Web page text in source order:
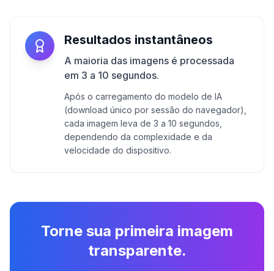
Resultados instantâneos
A maioria das imagens é processada
em 3 a 10 segundos.
Após o carregamento do modelo de IA
(download único por sessão do navegador),
cada imagem leva de 3 a 10 segundos,
dependendo da complexidade e da
velocidade do dispositivo.
Torne sua primeira imagem
transparente.